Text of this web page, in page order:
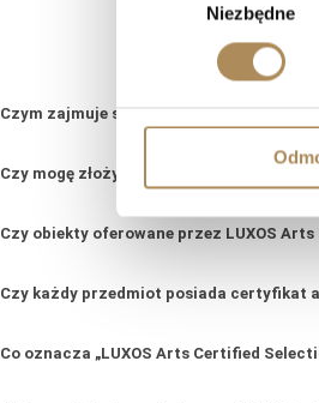
Niezbędne
Czym zajmuje się LUXOS Arts?
Czy mogę złożyć indywidualne
Czy obiekty oferowane przez LUXOS
Czy każdy przedmiot posiada certyfikat
Co oznacza „LUXOS Arts Certified